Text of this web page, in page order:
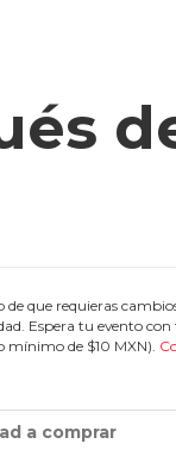
que requieras
Espera tu evento
mínimo de $10 MXN).
a comprar